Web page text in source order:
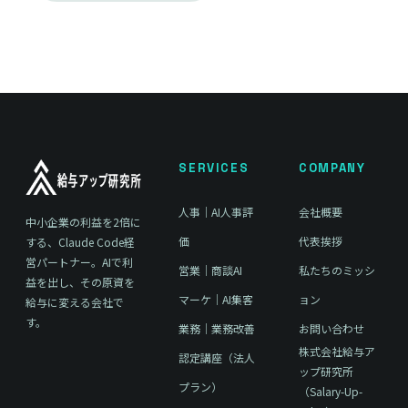
中小企業の利益を2倍に
する、Claude Code経
営パートナー。AIで利
益を出し、その原資を
給与に変える会社で
す。
SERVICES
人事｜AI人事評
価
営業｜商談AI
マーケ｜AI集客
業務｜業務改善
認定講座（法人
プラン）
COMPANY
会社概要
代表挨拶
私たちのミッシ
ョン
お問い合わせ
株式会社給与ア
ップ研究所
（Salary-Up-